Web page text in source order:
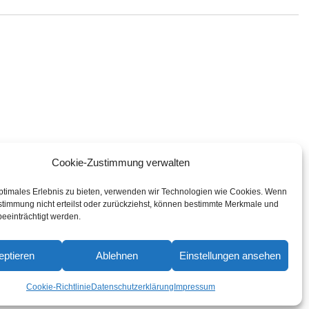
Cookie-Zustimmung verwalten
Erlebnis zu bieten, verwenden wir Technologien wie Cookies. Wenn
nicht erteilst oder zurückziehst, können bestimmte Merkmale und
werden.
Ablehnen Einstellungen ansehen
Cookie-Richtlinie Datenschutzerklärung Impressum
G